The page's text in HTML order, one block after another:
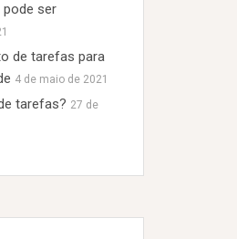
ser
de tarefas para
4 de maio de 2021
tarefas? 27 de